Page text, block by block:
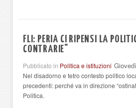
FLI: PERIA CI RIPENSI LA
CONTRARIE"
Pubblicato in Politica e istituzioni
Nel disadorno e tetro contesto politico
precedenti: perché va in direzione
Politica.